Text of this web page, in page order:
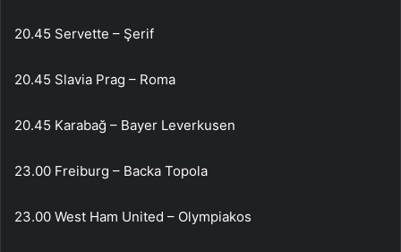
20.45 Servette – Şerif
20.45 Slavia Prag – Roma
20.45 Karabağ – Bayer Leverkusen
23.00 Freiburg – Backa Topola
23.00 West Ham United – Olympiakos